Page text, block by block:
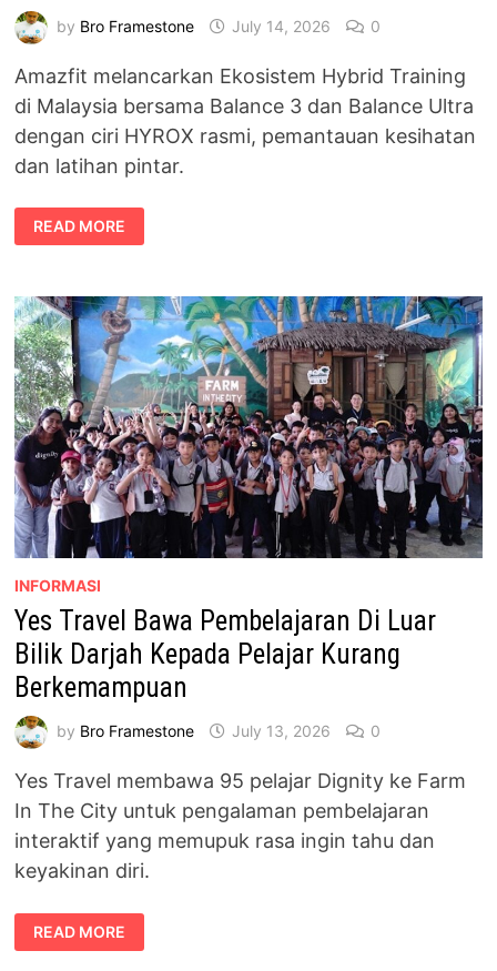
by Bro Framestone July 14, 2026 0
Amazfit melancarkan Ekosistem Hybrid Training
di Malaysia bersama Balance 3 dan Balance Ultra
dengan ciri HYROX rasmi, pemantauan kesihatan
dan latihan pintar.
AMAZFIT
LANCAR
EKOSISTEM
DI
MALAYSIA
BERSAMA
BALANCE
3
DAN
BALANCE
ULTRA
READ MORE
INFORMASI
Yes Travel Bawa Pembelajaran Di Luar
Bilik Darjah Kepada Pelajar Kurang
Berkemampuan
by Bro Framestone July 13, 2026 0
Yes Travel membawa 95 pelajar Dignity ke Farm
In The City untuk pengalaman pembelajaran
interaktif yang memupuk rasa ingin tahu dan
keyakinan diri.
YES
TRAVEL
BAWA
READ MORE